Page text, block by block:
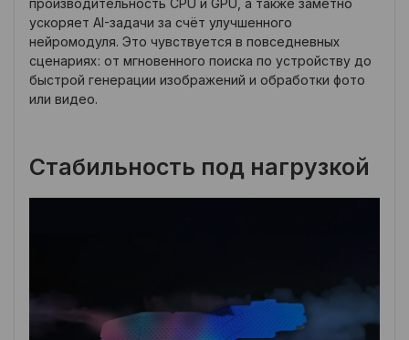
производительность CPU и GPU, а также заметно
ускоряет AI-задачи за счёт улучшенного
нейромодуля. Это чувствуется в повседневных
сценариях: от мгновенного поиска по устройству до
быстрой генерации изображений и обработки фото
или видео.
Стабильность под нагрузкой